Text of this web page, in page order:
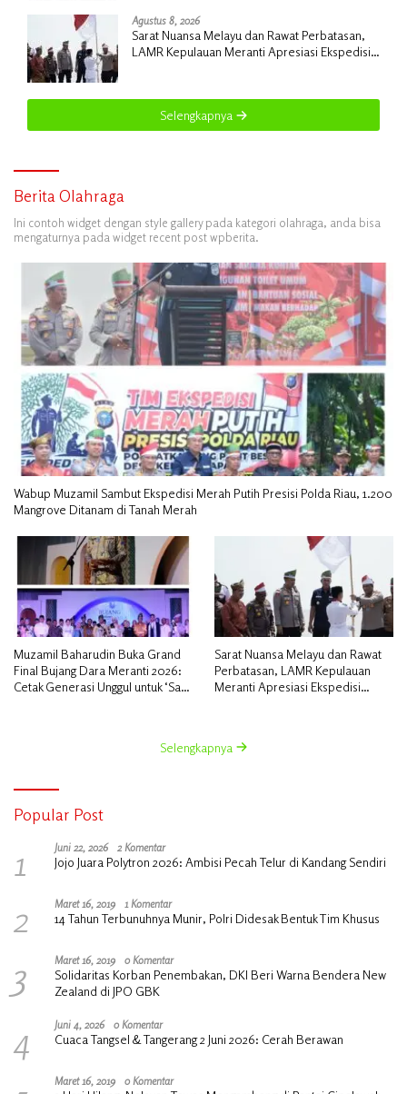
Agustus 8, 2026
Sarat Nuansa Melayu dan Rawat Perbatasan,
LAMR Kepulauan Meranti Apresiasi Ekspedisi
Selengkapnya
Berita Olahraga
Ini contoh widget dengan style gallery pada kategori olahraga, anda bisa
mengaturnya pada widget recent post wpberita.
Wabup Muzamil Sambut Ekspedisi Merah Putih Presisi Polda Riau, 1.200
Mangrove Ditanam di Tanah Merah
Muzamil Baharudin Buka Grand
Final Bujang Dara Meranti 2026:
Cetak Generasi Unggul untuk ‘Sagu
Sarat Nuansa Melayu dan Rawat
Perbatasan, LAMR Kepulauan
Meranti Apresiasi Ekspedisi
Selengkapnya
Popular Post
1 Juni 22, 2026 2 Komentar
Jojo Juara Polytron 2026: Ambisi Pecah Telur di Kandang Sendiri
2 Maret 16, 2019 1 Komentar
14 Tahun Terbunuhnya Munir, Polri Didesak Bentuk Tim Khusus
3 Maret 16, 2019 0 Komentar
Solidaritas Korban Penembakan, DKI Beri Warna Bendera New
Zealand di JPO GBK
4 Juni 4, 2026 0 Komentar
Cuaca Tangsel & Tangerang 2 Juni 2026: Cerah Berawan
Maret 16, 2019 0 Komentar